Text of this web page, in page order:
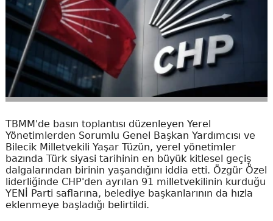
TBMM'de basın toplantısı düzenleyen Yerel
Yönetimlerden Sorumlu Genel Başkan Yardımcısı ve
Bilecik Milletvekili Yaşar Tüzün, yerel yönetimler
bazında Türk siyasi tarihinin en büyük kitlesel geçiş
dalgalarından birinin yaşandığını iddia etti. Özgür Özel
liderliğinde CHP'den ayrılan 91 milletvekilinin kurduğu
YENİ Parti saflarına, belediye başkanlarının da hızla
eklenmeye başladığı belirtildi.